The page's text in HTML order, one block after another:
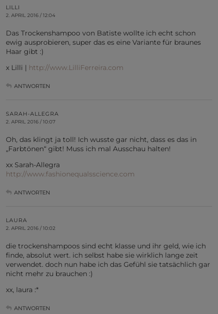
LILLI
2. APRIL 2016 / 12:04
Das Trockenshampoo von Batiste wollte ich echt schon
ewig ausprobieren, super das es eine Variante für braunes
Haar gibt :)
x Lilli | http://www.LilliFerreira.com
ANTWORTEN
SARAH-ALLEGRA
2. APRIL 2016 / 10:07
Oh, das klingt ja toll! Ich wusste gar nicht, dass es das in
„Farbtönen“ gibt! Muss ich mal Ausschau halten!
xx Sarah-Allegra
http://www.fashionequalsscience.com
ANTWORTEN
LAURA
2. APRIL 2016 / 10:02
die trockenshampoos sind echt klasse und ihr geld, wie ich
finde, absolut wert. ich selbst habe sie wirklich lange zeit
verwendet. doch nun habe ich das Gefühl sie tatsächlich gar
nicht mehr zu brauchen :)
xx, laura :*
ANTWORTEN